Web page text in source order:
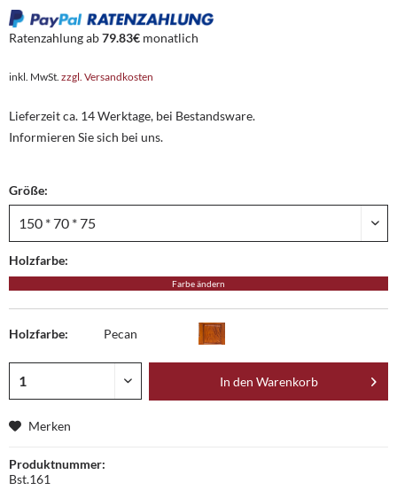
Ratenzahlung ab79.83€ monatlich
inkl. MwSt. zzgl. Versandkosten
Lieferzeit ca. 14 Werktage, bei Bestandsware.
Informieren Sie sich bei uns.
Größe:
Holzfarbe:
Farbe ändern
Holzfarbe: Pecan
In den Warenkorb
Merken
Produktnummer:
Bst.161